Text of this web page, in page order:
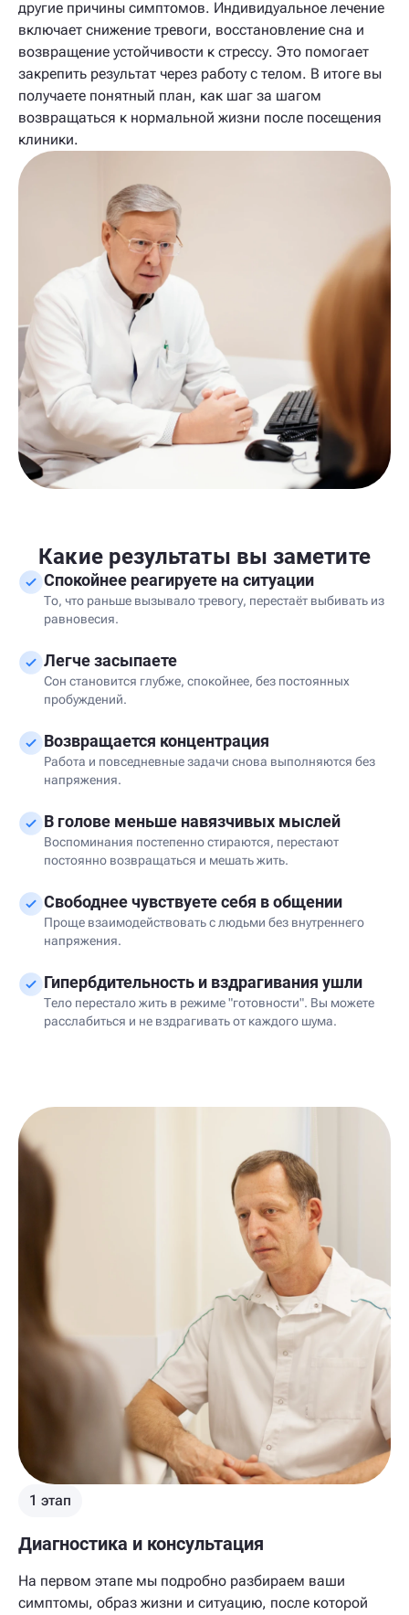
другие причины симптомов. Индивидуальное лечение
включает снижение тревоги, восстановление сна и
возвращение устойчивости к стрессу. Это помогает
закрепить результат через работу с телом. В итоге вы
получаете понятный план, как шаг за шагом
возвращаться к нормальной жизни после посещения
клиники.
Какие результаты вы заметите
Спокойнее реагируете на ситуации
То, что раньше вызывало тревогу, перестаёт выбивать из
равновесия.
Легче засыпаете
Сон становится глубже, спокойнее, без постоянных
пробуждений.
Возвращается концентрация
Работа и повседневные задачи снова выполняются без
напряжения.
В голове меньше навязчивых мыслей
Воспоминания постепенно стираются, перестают
постоянно возвращаться и мешать жить.
Свободнее чувствуете себя в общении
Проще взаимодействовать с людьми без внутреннего
напряжения.
Гипербдительность и вздрагивания ушли
Тело перестало жить в режиме "готовности". Вы можете
расслабиться и не вздрагивать от каждого шума.
1 этап
Диагностика и консультация
На первом этапе мы подробно разбираем ваши
симптомы, образ жизни и ситуацию, после которой